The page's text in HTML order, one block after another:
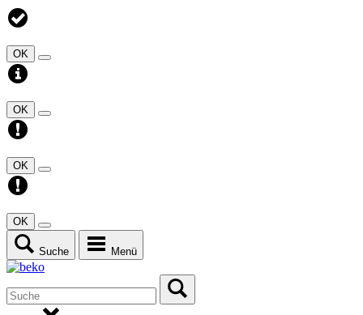
OK
OK
OK
OK
Suche Menü